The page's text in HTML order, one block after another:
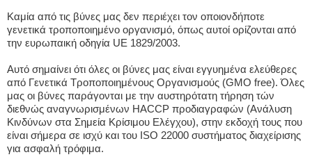
Καμία από τις βύνες μας δεν περιέχει τον οποιονδήποτε
γενετικά τροποποιημένο οργανισμό, όπως αυτοί ορίζονται από
την ευρωπαική οδηγία UE 1829/2003.
Αυτό σημαίνει ότι όλες οι βύνες μας είναι εγγυημένα ελεύθερες
από Γενετικά Τροποποιημένους Οργανισμούς (GMO free). Όλες
μας οι βύνες παράγονται με την αυστηρότατη τήρηση τών
διεθνώς αναγνωρισμένων HACCP προδιαγραφών (Ανάλυση
Κινδύνων στα Σημεία Κρίσιμου Ελέγχου), στην εκδοχή τους που
είναι σήμερα σε ισχύ και του ISO 22000 συστήματος διαχείρισης
για ασφαλή τρόφιμα.